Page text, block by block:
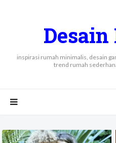
inspirasi rumah minimalis, desain
trend rumah